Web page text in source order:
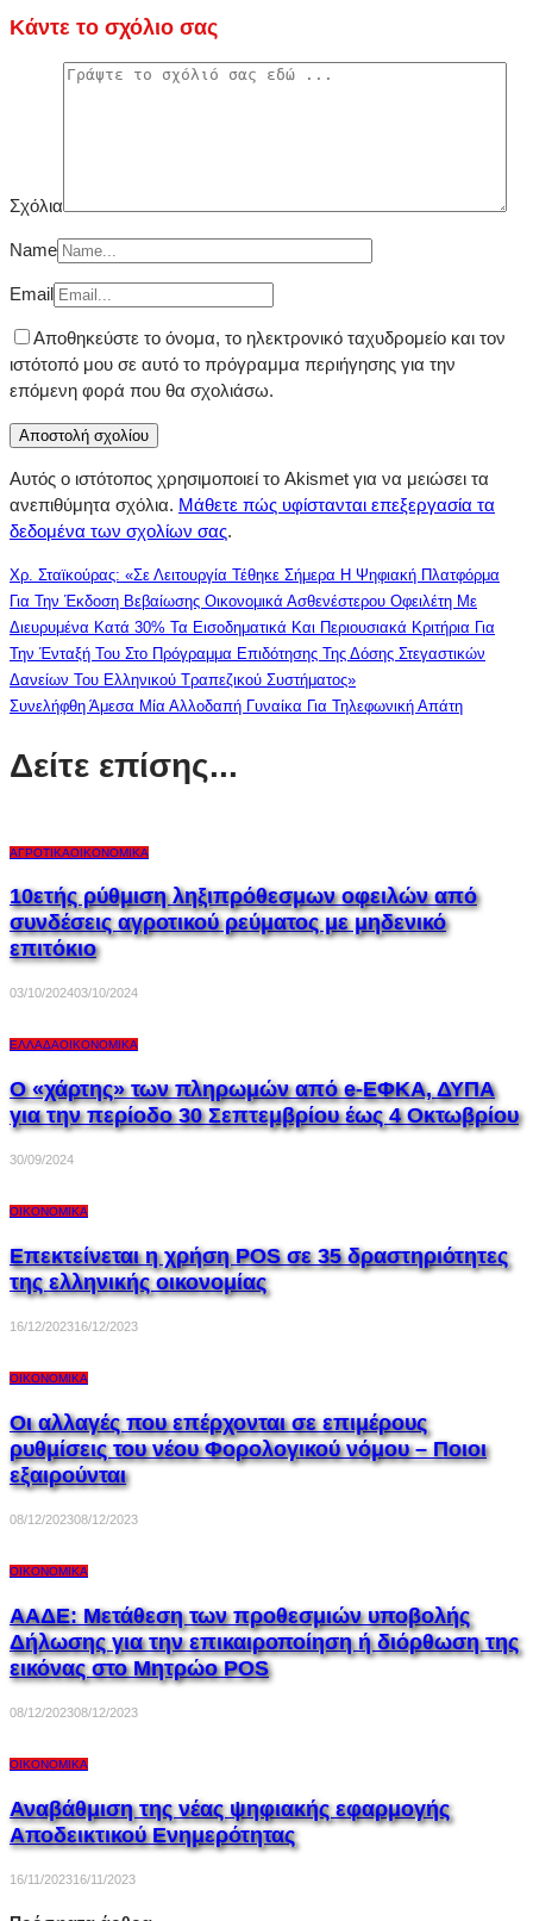
Κάντε το σχόλιο σας
Σχόλια
Name
Email
Αποθηκεύστε το όνομα, το ηλεκτρονικό ταχυδρομείο και τον
ιστότοπό μου σε αυτό το πρόγραμμα περιήγησης για την
επόμενη φορά που θα σχολιάσω.
Αυτός ο ιστότοπος χρησιμοποιεί το Akismet για να μειώσει τα
ανεπιθύμητα σχόλια. Μάθετε πώς υφίστανται επεξεργασία τα
δεδομένα των σχολίων σας.
Χρ. Σταϊκούρας: «Σε Λειτουργία Τέθηκε Σήμερα Η Ψηφιακή Πλατφόρμα
Για Την Έκδοση Βεβαίωσης Οικονομικά Ασθενέστερου Οφειλέτη Με
Διευρυμένα Κατά 30% Τα Εισοδηματικά Και Περιουσιακά Κριτήρια Για
Την Ένταξή Του Στο Πρόγραμμα Επιδότησης Της Δόσης Στεγαστικών
Δανείων Του Ελληνικού Τραπεζικού Συστήματος»
Συνελήφθη Άμεσα Μία Αλλοδαπή Γυναίκα Για Τηλεφωνική Απάτη
Δείτε επίσης...
ΑΓΡΟΤΙΚΆΟΙΚΟΝΟΜΙΚΆ
10ετής ρύθμιση ληξιπρόθεσμων οφειλών από
συνδέσεις αγροτικού ρεύματος με μηδενικό
επιτόκιο
03/10/202403/10/2024
ΕΛΛΆΔΑΟΙΚΟΝΟΜΙΚΆ
Ο «χάρτης» των πληρωμών από e-ΕΦΚΑ, ΔΥΠΑ
για την περίοδο 30 Σεπτεμβρίου έως 4 Οκτωβρίου
30/09/2024
ΟΙΚΟΝΟΜΙΚΆ
Επεκτείνεται η χρήση POS σε 35 δραστηριότητες
της ελληνικής οικονομίας
16/12/202316/12/2023
ΟΙΚΟΝΟΜΙΚΆ
Οι αλλαγές που επέρχονται σε επιμέρους
ρυθμίσεις του νέου Φορολογικού νόμου – Ποιοι
εξαιρούνται
08/12/202308/12/2023
ΟΙΚΟΝΟΜΙΚΆ
ΑΑΔΕ: Μετάθεση των προθεσμιών υποβολής
Δήλωσης για την επικαιροποίηση ή διόρθωση της
εικόνας στο Μητρώο POS
08/12/202308/12/2023
ΟΙΚΟΝΟΜΙΚΆ
Αναβάθμιση της νέας ψηφιακής εφαρμογής
Αποδεικτικού Ενημερότητας
16/11/202316/11/2023